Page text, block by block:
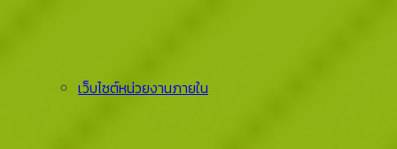
เว็บไซต์หน่วยงานภายใน